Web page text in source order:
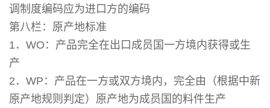
调制度编码应为进口方的编码
第八栏：原产地标准
1．WO：产品完全在出口成员国一方境内获得或生
产
2．WP：产品在一方或双方境内，完全由（根据中新
原产地规则判定）原产地为成员国的料件生产